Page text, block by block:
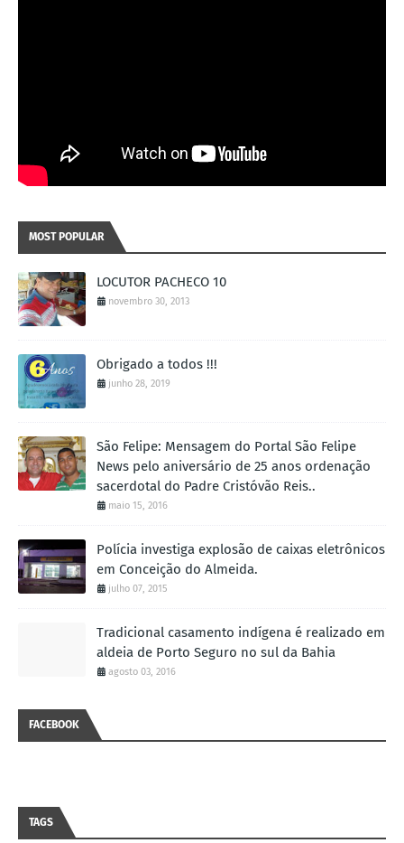
MOST POPULAR
LOCUTOR PACHECO 10
novembro 30, 2013
Obrigado a todos !!!
junho 28, 2019
São Felipe: Mensagem do Portal São Felipe
News pelo aniversário de 25 anos ordenação
sacerdotal do Padre Cristóvão Reis..
maio 15, 2016
Polícia investiga explosão de caixas eletrônicos
em Conceição do Almeida.
julho 07, 2015
Tradicional casamento indígena é realizado em
aldeia de Porto Seguro no sul da Bahia
agosto 03, 2016
FACEBOOK
TAGS